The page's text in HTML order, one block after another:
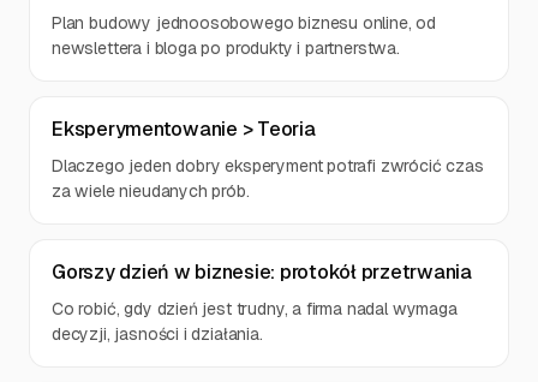
Plan budowy jednoosobowego biznesu online, od
newslettera i bloga po produkty i partnerstwa.
Eksperymentowanie > Teoria
Dlaczego jeden dobry eksperyment potrafi zwrócić czas
za wiele nieudanych prób.
Gorszy dzień w biznesie: protokół przetrwania
Co robić, gdy dzień jest trudny, a firma nadal wymaga
decyzji, jasności i działania.